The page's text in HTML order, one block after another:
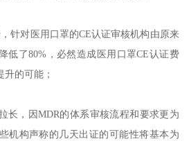
针对医用口罩的CE认证审核机构由原来
低了80%，必然造成医用口罩CE认证费
的可能；
长，因MDR的体系审核流程和要求更为
机构声称的几天出证的可能性将基本为